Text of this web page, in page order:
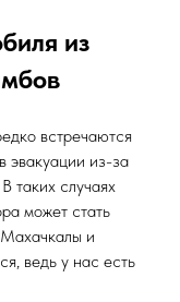
из
встречаются
эвакуации из-за
таких случаях
может стать
и
ведь у нас есть